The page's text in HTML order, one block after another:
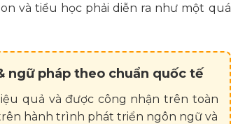
và tiểu học phải diễn ra như một quá
ngữ pháp theo chuẩn quốc tế
quả và được công nhận trên toàn
hành trình phát triển ngôn ngữ và